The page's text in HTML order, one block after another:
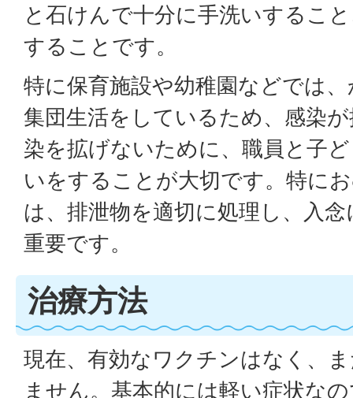
と石けんで十分に手洗いするこ
することです。
特に保育施設や幼稚園などでは
集団生活をしているため、感染
染を拡げないために、職員と子
いをすることが大切です。特に
は、排泄物を適切に処理し、入
重要です。
治療方法
現在、有効なワクチンはなく、
ません。基本的には軽い症状な